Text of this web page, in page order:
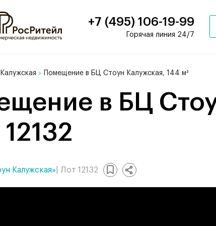
+7 (495) 106-19-99
Горячая линия 24/7
Помещение в БЦ Стоун Калужская, 144 м²
Калужская» | Лот 12132